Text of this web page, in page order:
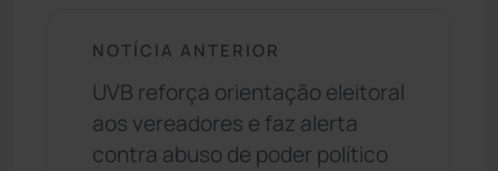
NOTÍCIA ANTERIOR
UVB reforça orientação eleitoral
aos vereadores e faz alerta
contra abuso de poder político